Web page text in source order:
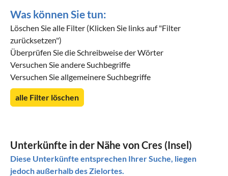
Was können Sie tun:
Löschen Sie alle Filter (Klicken Sie links auf "Filter
zurücksetzen")
Überprüfen Sie die Schreibweise der Wörter
Versuchen Sie andere Suchbegriffe
Versuchen Sie allgemeinere Suchbegriffe
alle Filter löschen
Unterkünfte in der Nähe von Cres (Insel)
Diese Unterkünfte entsprechen Ihrer Suche, liegen
jedoch außerhalb des Zielortes.